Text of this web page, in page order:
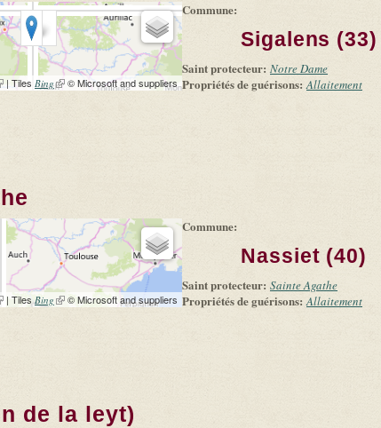
is external)
| Tiles Bing(link is external)
© Microsoft and suppliers
Commune:
Sigalens (33)
Saint protecteur: Notre Dame
Propriétés de guérisons:Allaitement
is external)
| TilesBing (link is external)
© Microsoft and suppliers
Commune:
Nassiet (40)
Saint protecteur: Sainte Agathe
Propriétés de guérisons:Allaitement
de la leyt)